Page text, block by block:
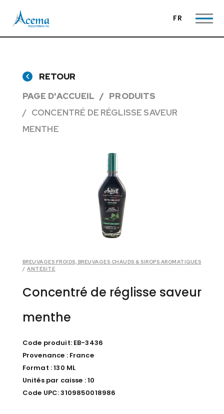
FR
RETOUR
PAGE D'ACCUEIL
PRODUITS
CONCENTRÉ DE RÉGLISSE SAVEUR
MENTHE
BREUVAGES FROIDS, BREUVAGES CHAUDS & SIROPS AROMATIQUES
/ ANTÉSITE
Concentré de réglisse saveur
menthe
Code produit: EB-3436
Provenance : France
Format : 130 ML
Unités par caisse : 10
Code UPC: 3109850018986